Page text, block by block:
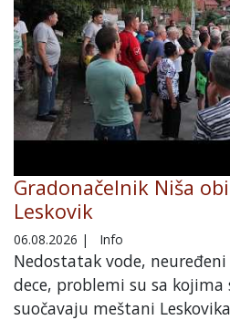
Gradonačelnik Niša
Leskovik
06.08.2026 | Info
Nedostatak vode,
dece, problemi su sa kojima
suočavaju meštani